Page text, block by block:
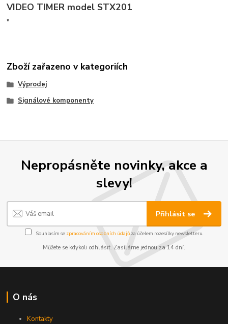
VIDEO TIMER model STX201
"
Zboží zařazeno v kategoriích
Výprodej
Signálové komponenty
Nepropásněte novinky, akce a
slevy!
Přihlásit se
Souhlasím se zpracováním osobních údajůza účelem rozesílky newsletteru.
Můžete se kdykoli odhlásit. Zasíláme jednou za 14 dní.
O nás
Kontakty